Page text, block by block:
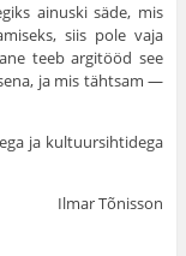
ainuski säde, mis
siis pole vaja
teeb argitööd see
ja mis tähtsam —
ja kultuursihtidega
Ilmar Tõnisson